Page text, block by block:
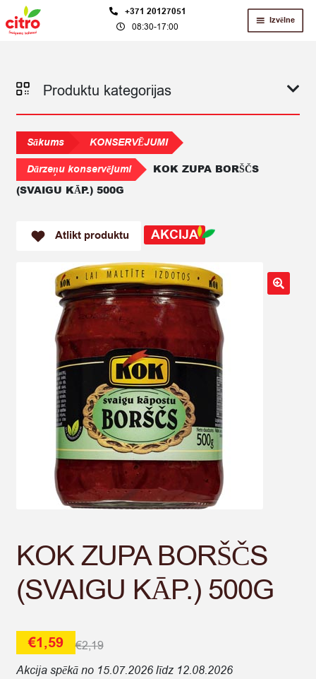
Skip
to
Skip
to
+371 20127051
08:30-17:00
Izvēlne
Produktu kategorijas
Sākums
KONSERVĒJUMI
Dārzeņu konservējumi
KOK ZUPA BORŠČS
(SVAIGU KĀP.) 500G
Atlikt produktu AKCIJA
KOK ZUPA BORŠČS
(SVAIGU KĀP.) 500G
€2,19
€1,59
Akcija spēkā no 15.07.2026 līdz 12.08.2026